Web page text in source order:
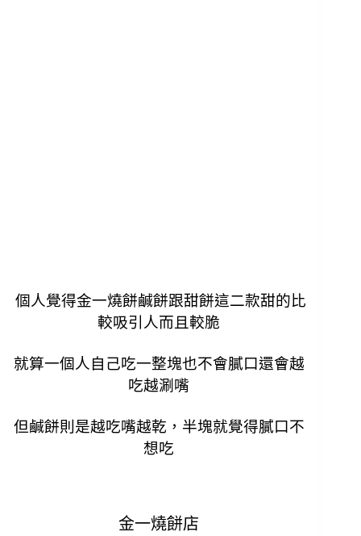
個人覺得金一燒餅鹹餅跟甜餅這二款甜的比
較吸引人而且較脆
就算一個人自己吃一整塊也不會膩口還會越
吃越涮嘴
但鹹餅則是越吃嘴越乾，半塊就覺得膩口不
想吃
金一燒餅店